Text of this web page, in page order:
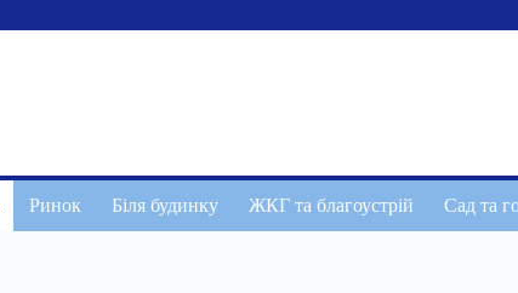
Ринок Біля будинку ЖКГ та благоустрій Сад та